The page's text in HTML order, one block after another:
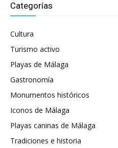
Categorías
Cultura
Turismo activo
Playas de Málaga
Gastronomía
Monumentos históricos
Iconos de Málaga
Playas caninas de Málaga
Tradiciones e historia